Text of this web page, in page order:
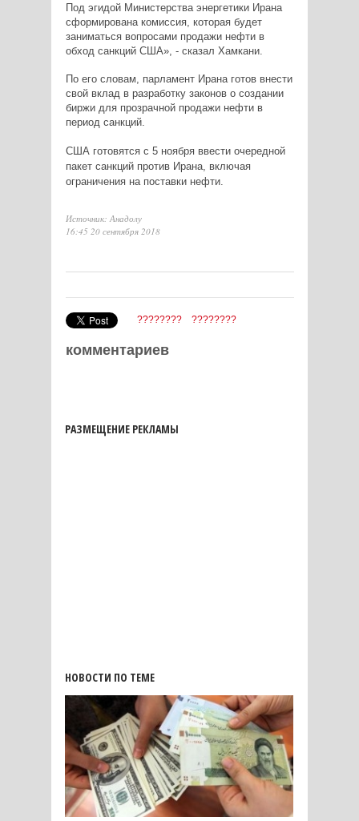
Под эгидой Министерства энергетики Ирана
сформирована комиссия, которая будет
заниматься вопросами продажи нефти в
обход санкций США», - сказал Хамкани.
По его словам, парламент Ирана готов внести
свой вклад в разработку законов о создании
биржи для прозрачной продажи нефти в
период санкций.
США готовятся с 5 ноября ввести очередной
пакет санкций против Ирана, включая
ограничения на поставки нефти.
Источник: Анадолу
16:45 20 сентября 2018
???????? ????????
комментариев
РАЗМЕЩЕНИЕ РЕКЛАМЫ
НОВОСТИ ПО ТЕМЕ